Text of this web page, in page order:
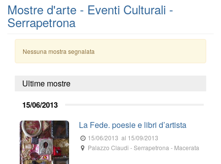
Mostre d'arte - Eventi Culturali -
Serrapetrona
Nessuna mostra segnalata
Ultime mostre
15/06/2013
La Fede. poesie e libri d’artista
15/06/2013 al 15/09/2013
Palazzo Claudi -Serrapetrona - Macerata